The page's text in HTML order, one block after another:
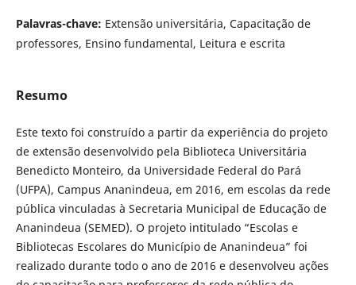
Palavras-chave: Extensão universitária, Capacitação de
professores, Ensino fundamental, Leitura e escrita
Resumo
Este texto foi construído a partir da experiência do projeto
de extensão desenvolvido pela Biblioteca Universitária
Benedicto Monteiro, da Universidade Federal do Pará
(UFPA), Campus Ananindeua, em 2016, em escolas da rede
pública vinculadas à Secretaria Municipal de Educação de
Ananindeua (SEMED). O projeto intitulado “Escolas e
Bibliotecas Escolares do Município de Ananindeua” foi
realizado durante todo o ano de 2016 e desenvolveu ações